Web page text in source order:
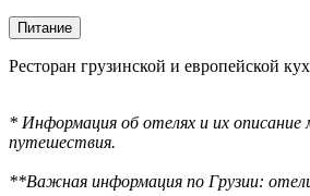
Питание
Ресторан грузинской и европейской
* Информация об отелях и их
путешествия.
**Важная информация по Грузии: